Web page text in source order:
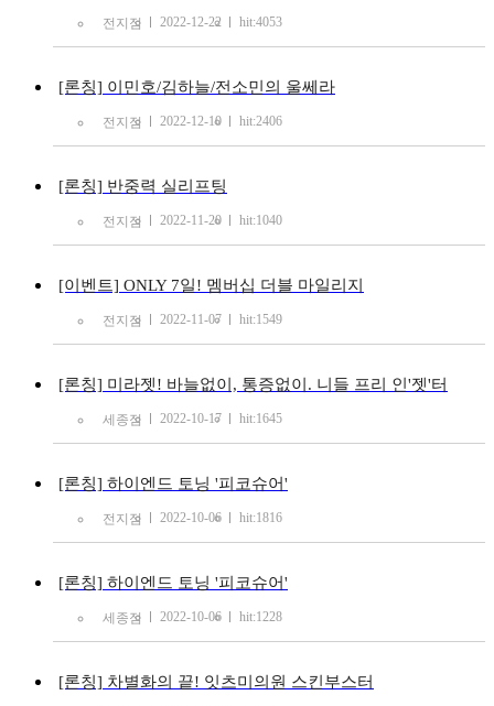
전지점 2022-12-22 hit:4053
[론칭] 이민호/김하늘/전소민의 울쎄라
전지점 2022-12-10 hit:2406
[론칭] 반중력 실리프팅
전지점 2022-11-20 hit:1040
[이벤트] ONLY 7일! 멤버십 더블 마일리지
전지점 2022-11-07 hit:1549
[론칭] 미라젯! 바늘없이, 통증없이. 니들 프리 인'젯'터
세종점 2022-10-17 hit:1645
[론칭] 하이엔드 토닝 '피코슈어'
전지점 2022-10-06 hit:1816
[론칭] 하이엔드 토닝 '피코슈어'
세종점 2022-10-06 hit:1228
[론칭] 차별화의 끝! 잇츠미의원 스킨부스터